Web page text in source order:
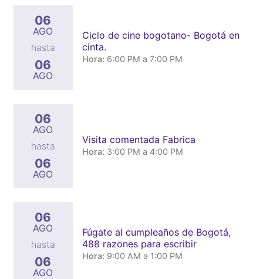
06
AGO
hasta
06
AGO
Ciclo de cine bogotano- Bogotá en
cinta.
Hora: 6:00 PM a 7:00 PM
06
AGO
hasta
06
AGO
Visita comentada Fabrica
Hora: 3:00 PM a 4:00 PM
06
AGO
hasta
06
AGO
Fúgate al cumpleaños de Bogotá,
488 razones para escribir
Hora: 9:00 AM a 1:00 PM